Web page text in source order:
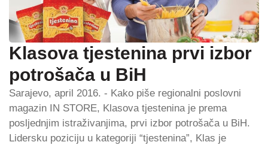
Klasova tjestenina prvi izbor
potrošača u BiH
Sarajevo, april 2016. - Kako piše regionalni poslovni
magazin IN STORE, Klasova tjestenina je prema
posljednjim istraživanjima, prvi izbor potrošača u BiH.
Lidersku poziciju u kategoriji “tjestenina”, Klas je